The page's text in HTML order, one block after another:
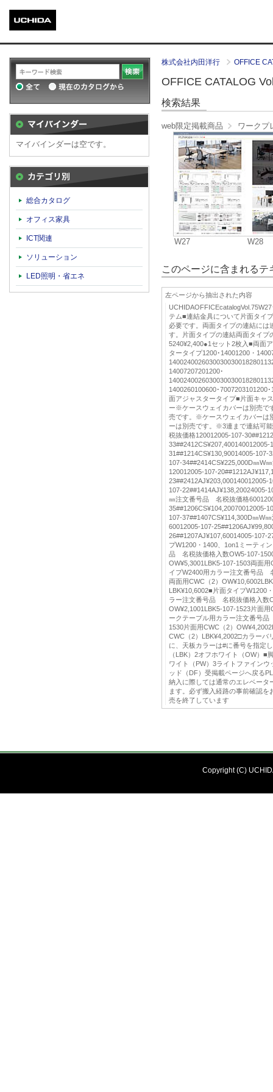
株式会社内田洋行 OFFICE
OFFICE CATALOG
検索結果
web限定掲載商品 ワークプ
W27 W28
このページに含まれる
左ページから抽出された内容
テム■連結金具について片面タイ
必要です。両面タイプの連結には
す。片面タイプの連結両面タイ
5240¥2,400●1セット2枚入■両面
タータイプ1200･14001200・
14007207201200･
1400260100600･7007203101200
面アジャスタータイプ■片面キャ
ー※ケースウェイカバーは別売で
売です。※ケースウェイカバーは
ーは別売です。※3連まで連結可
税抜価格120012005-107-
33##2412CS¥207,400140012005-
31##1214CS¥130,90014005-107-
107-34##2414CS¥225,000D㎜W
120012005-107-
23##2412AJ¥203,000140012005-
107-22##1414AJ¥138,20024005-
㎜注文番号品 名税抜価格
35##1206CS¥104,20070012005-
107-37##1407CS¥114,300D㎜W
60012005-107-
26##1207AJ¥107,60014005-107-
プW1200・1400、1on1ミーティ
品 名税抜価格入数OW5-107-
OW¥5,3001LBK5-107-1503両面
イプW2400用カラー注文番号品
両面用CWC（2）
LBK¥10,6002■片面タイプW1200
ラー注文番号品 名税抜価格入数
OW¥2,1001LBK5-107-1523片面
ークテーブル用カラー注文番号
1530片面用CWC（2）
CWC（2）LBK¥4,2002□カラーバ
に、天板カラーは#に番号を指定
（LBK）2オフホワイト（OW）■
ワイト（PW）3ライトファイン
ッド（DF）受掲載ページへ戻る
納入に際しては通常のエレベータ
ます。必ず搬入経路の事前確認
売を終了しています
マイバインダーは空です。
総合カタログ
オフィス家具
ICT関連
ソリューション
LED照明・省エネ
Copyright (C)